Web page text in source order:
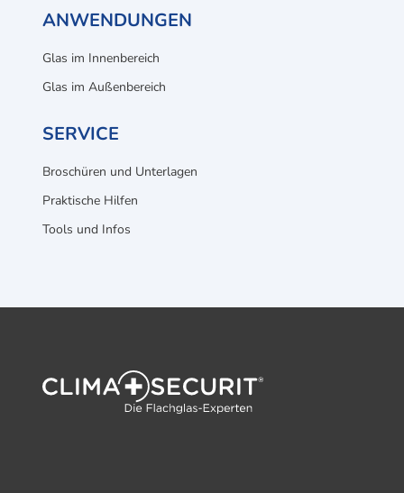
ANWENDUNGEN
Glas im Innenbereich
Glas im Außenbereich
SERVICE
Broschüren und Unterlagen
Praktische Hilfen
Tools und Infos